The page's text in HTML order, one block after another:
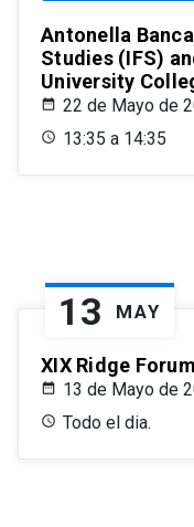
Antonella
Studies (IFS)
University
22 de Mayo de
13:35 a 14:35
13 MAY
XIX Ridge
13 de Mayo de
Todo el dia.